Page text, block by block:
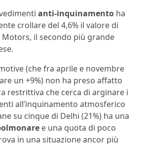
anti-inquinamento ha
crollare del 4,6% il valore di
Motors, il secondo più grande
(che fra aprile e novembre
un +9%) non ha preso affatto
restrittiva che cerca di arginare i
all’inquinamento atmosferico
su cinque di Delhi (21%) ha una
e una quota di poco
in una situazione ancor più